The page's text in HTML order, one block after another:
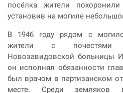
посёлка жители
установив на могиле
В 1946 году рядом с
жители с почестями
Новозавидовской
он исполнял обязанности
был врачом в партизанском
месте. Среди земляков